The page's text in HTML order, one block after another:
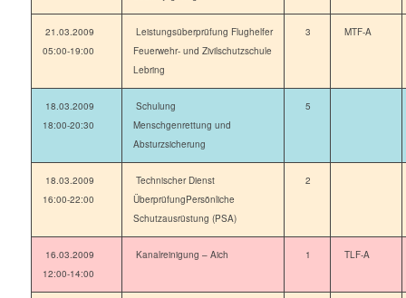
21.03.2009
05:00-19:00
Leistungsüberprüfung Flughelfer
Feuerwehr- und Zivilschutzschule
Lebring
3 MTF-A
18.03.2009
18:00-20:30
Schulung
Menschgenrettung und
Absturzsicherung
5
18.03.2009
16:00-22:00
Technischer Dienst
ÜberprüfungPersönliche
Schutzausrüstung (PSA)
2
16.03.2009
12:00-14:00
Kanalreinigung – Aich 1 TLF-A